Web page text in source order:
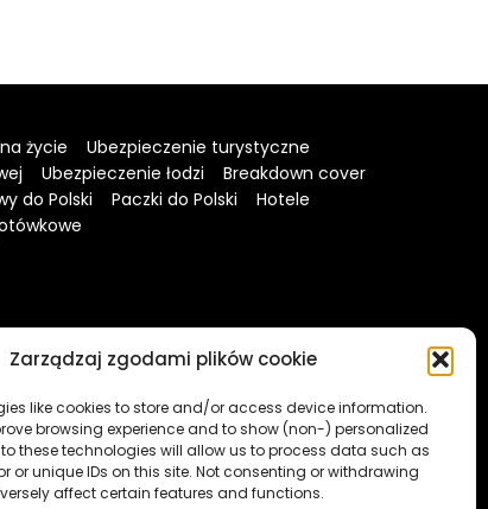
Zarządzaj zgodami plików cookie
like cookies to store and/or access device information.
browsing experience and to show (non-) personalized
these technologies will allow us to process data such as
or unique IDs on this site. Not consenting or withdrawing
affect certain features and functions.
życie
Ubezpieczenie turystyczne
Ubezpieczenie łodzi
Breakdown cover
do Polski Paczki do Polski
Hotele